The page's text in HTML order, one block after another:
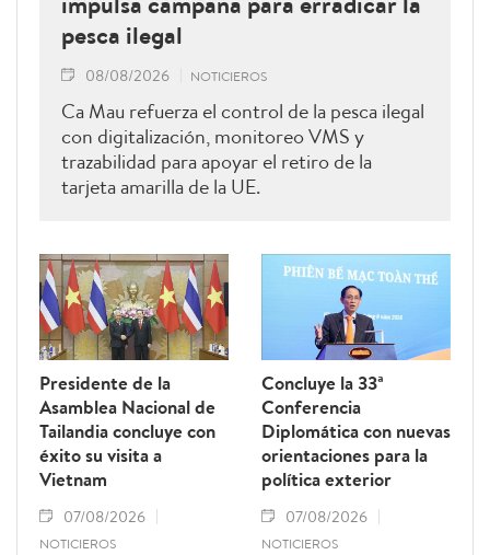
pesca ilegal
08/08/2026 NOTICIEROS
Ca Mau refuerza el control de la pesca ilegal
con digitalización, monitoreo VMS y
trazabilidad para apoyar el retiro de la
tarjeta amarilla de la UE.
Presidente de la
Asamblea Nacional de
Tailandia concluye con
éxito su visita a
Vietnam
07/08/2026
NOTICIEROS
Concluye la 33ª
Conferencia
Diplomática con nuevas
orientaciones para la
política exterior
07/08/2026
NOTICIEROS